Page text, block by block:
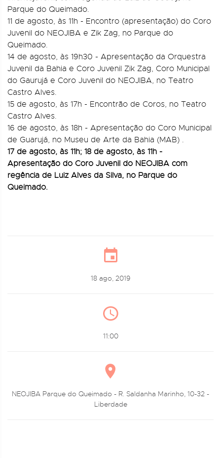
Parque do Queimado.
11 de agosto, às 11h - Encontro (apresentação) do Coro
Juvenil do NEOJIBA e Zik Zag, no Parque do
Queimado.
14 de agosto, às 19h30 - Apresentação da Orquestra
Juvenil da Bahia e Coro Juvenil Zik Zag, Coro Municipal
do Gaurujá e Coro Juvenil do NEOJIBA, no Teatro
Castro Alves.
15 de agosto, às 17h - Encontrão de Coros, no Teatro
Castro Alves.
16 de agosto, às 18h - Apresentação do Coro Municipal
de Guarujá, no Museu de Arte da Bahia (MAB) .
17 de agosto, às 11h; 18 de agosto, às 11h -
Apresentação do Coro Juvenil do NEOJIBA com
regência de Luiz Alves da Silva, no Parque do
Queimado.
18 ago, 2019
11:00
NEOJIBA Parque do Queimado - R. Saldanha Marinho, 10-32 -
Liberdade